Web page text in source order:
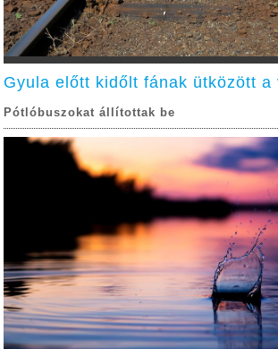
Gyula előtt kidőlt fának ütközött a
Pótlóbuszokat állítottak be